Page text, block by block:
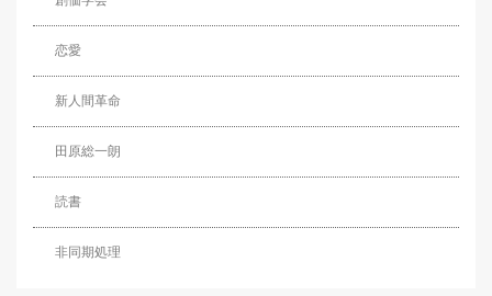
恋愛
新人間革命
田原総一朗
読書
非同期処理